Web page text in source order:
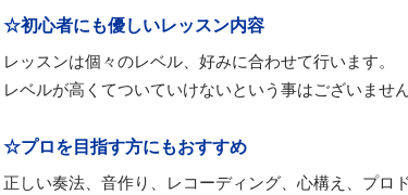
☆初心者にも優しいレッスン内容
レッスンは個々のレベル、好みに合わせて行います。
レベルが高くてついていけないという事はございませ
☆プロを目指す方にもおすすめ
正しい奏法、音作り、レコーディング、心構え、プロ